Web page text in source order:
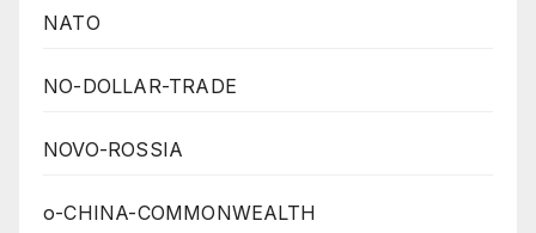
NATO
NO-DOLLAR-TRADE
NOVO-ROSSIA
o-CHINA-COMMONWEALTH